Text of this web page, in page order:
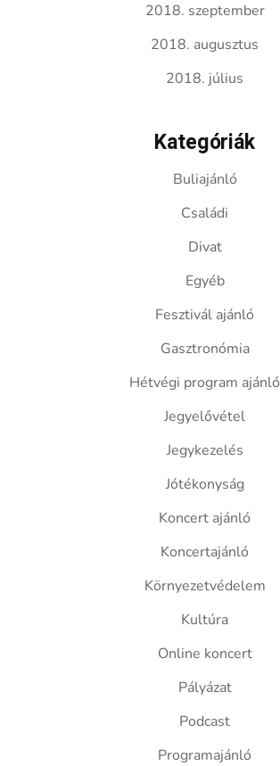
2018. szeptember
2018. augusztus
2018. július
Kategóriák
Buliajánló
Családi
Divat
Egyéb
Fesztivál ajánló
Gasztronómia
Hétvégi program ajánló
Jegyelővétel
Jegykezelés
Jótékonyság
Koncert ajánló
Koncertajánló
Környezetvédelem
Kultúra
Online koncert
Pályázat
Podcast
Programajánló